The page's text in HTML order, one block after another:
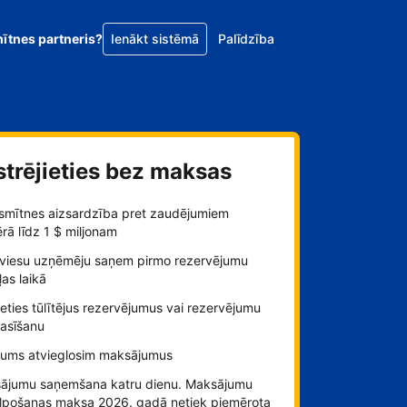
partneris? Ienākt sistēmā Palīdzība
bez maksas
aizsardzība pret zaudējumiem
līdz 1 $ miljonam
uzņēmēju saņem pirmo rezervējumu
laikā
tūlītējus rezervējumus vai rezervējumu
atvieglosim maksājumus
saņemšana katru dienu. Maksājumu
maksa 2026. gadā netiek piemērota